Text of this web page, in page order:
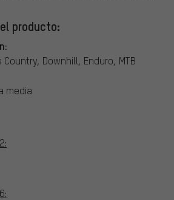
producto:
Downhill, Enduro, MTB
media